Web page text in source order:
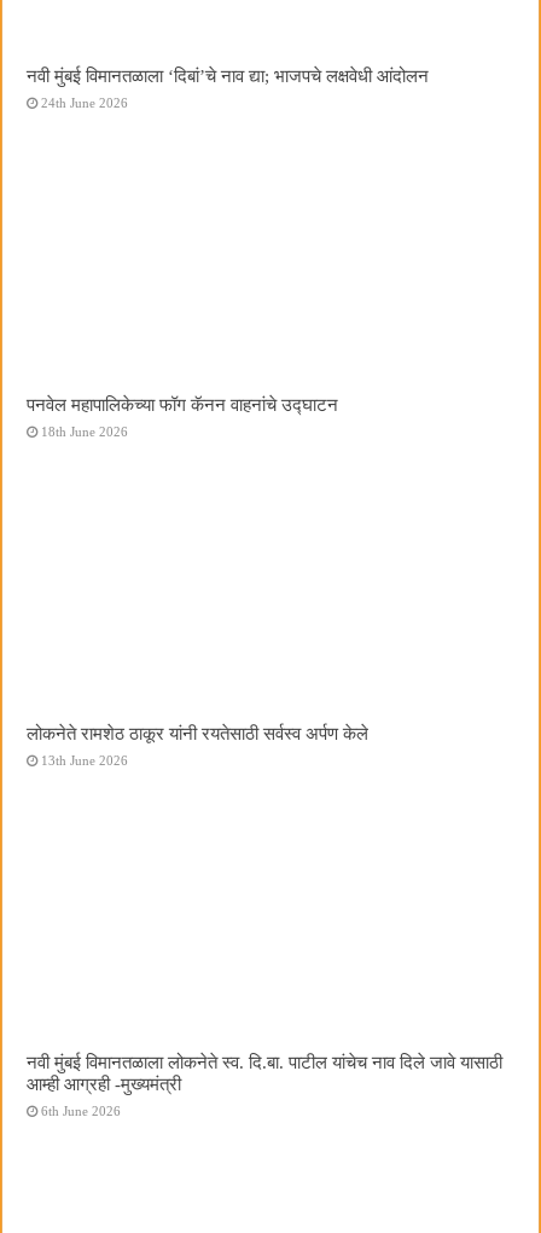
नवी मुंबई विमानतळाला ‌‘दिबां‌’चे नाव द्या; भाजपचे लक्षवेधी आंदोलन
24th June 2026
पनवेल महापालिकेच्या फॉग कॅनन वाहनांचे उद्घाटन
18th June 2026
लोकनेते रामशेठ ठाकूर यांनी रयतेसाठी सर्वस्व अर्पण केले
13th June 2026
नवी मुंबई विमानतळाला लोकनेते स्व. दि.बा. पाटील यांचेच नाव दिले जावे यासाठी
आम्ही आग्रही -मुख्यमंत्री
6th June 2026